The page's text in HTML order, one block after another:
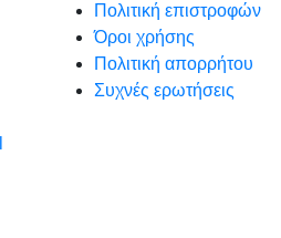
Πολιτική επιστροφών
Όροι χρήσης
Πολιτική απορρήτου
Συχνές ερωτήσεις